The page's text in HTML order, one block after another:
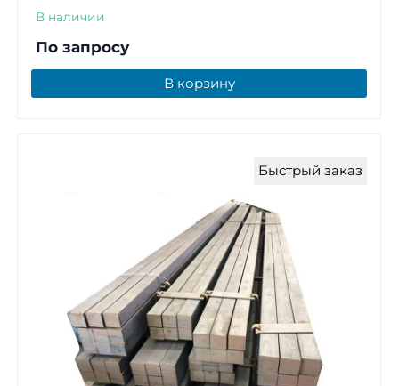
В наличии
По запросу
В корзину
Быстрый заказ